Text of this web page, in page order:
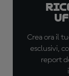
Crea ora il
esclusivi,
report